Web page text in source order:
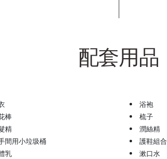
配套用品
浴袍
棒 梳子
精 潤絲精
間用小垃圾桶 護鞋組合
乳 漱口水